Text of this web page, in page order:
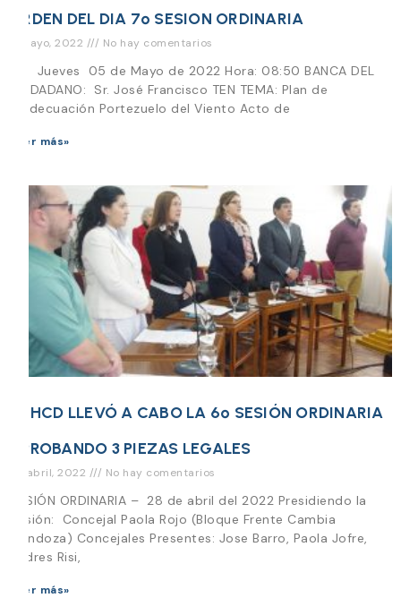
ORDEN DEL DIA 7º SESION ORDINARIA
4 mayo, 2022 No hay comentarios
Día Jueves 05 de Mayo de 2022 Hora: 08:50 BANCA DEL
CIUDADANO: Sr. José Francisco TEN TEMA: Plan de
readecuación Portezuelo del Viento Acto de
Leer más»
EL HCD LLEVÓ A CABO LA 6º SESIÓN ORDINARIA
APROBANDO 3 PIEZAS LEGALES
28 abril, 2022 No hay comentarios
SESIÓN ORDINARIA – 28 de abril del 2022 Presidiendo la
Sesión: Concejal Paola Rojo (Bloque Frente Cambia
Mendoza) Concejales Presentes: Jose Barro, Paola Jofre,
Andres Risi,
Leer más»